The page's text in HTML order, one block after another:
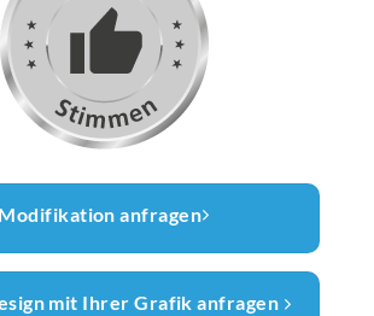
Modifikation anfragen
mit Ihrer Grafik anfragen